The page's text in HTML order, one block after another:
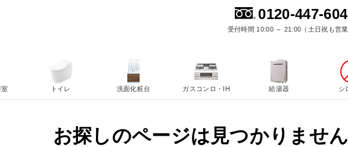
0120-447-604
受付時間 10:00 ～ 21:00（土日祝も営業
お探しのページは見つかりません
室 トイレ 洗面化粧台 ガスコンロ・IH 給湯器 シ